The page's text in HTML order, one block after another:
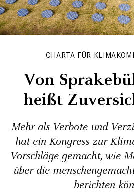
CHARTA FÜR
Von
heißt
Mehr als Verbote und
hat ein Kongress zur
Vorschläge gemacht, wie
über die
berichten